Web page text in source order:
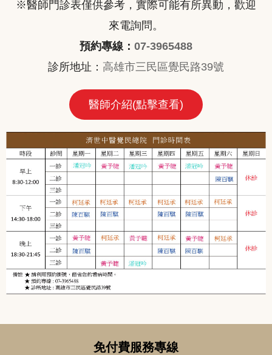
※醫師門診表僅供參考，實際可能有所異動，歡迎
來電詢問。
預約專線： 07-3965488
診所地址： 高雄市三民區覺民路39號
醫師介紹(點擊查看)
免付費服務專線